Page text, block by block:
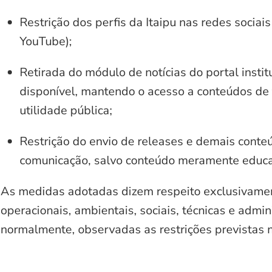
Restrição dos perfis da Itaipu nas redes
YouTube);
Retirada do módulo de notícias do portal
disponível, mantendo o acesso a conteúdos
utilidade pública;
Restrição do envio de releases e demais
comunicação, salvo conteúdo meramente
As medidas adotadas dizem respeito
operacionais, ambientais, sociais, técnicas e
normalmente, observadas as restrições previstas